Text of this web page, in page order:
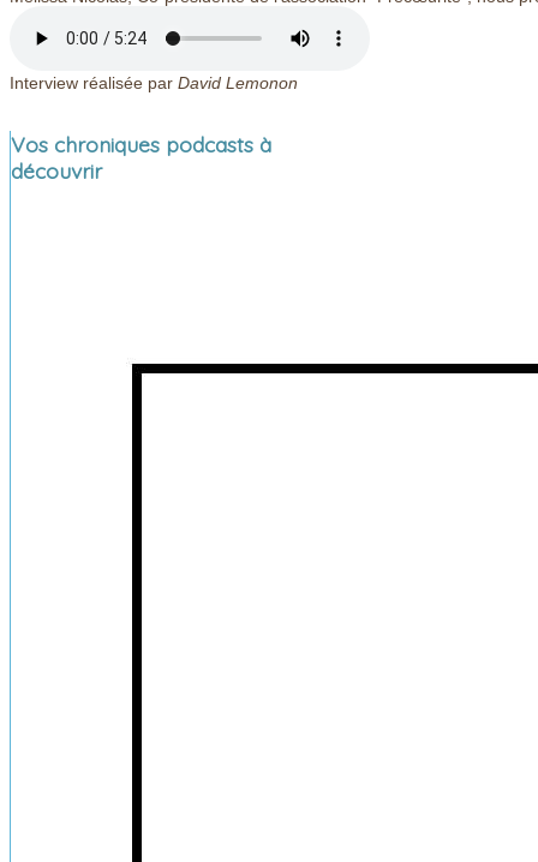
Interview réalisée par David Lemonon
Vos chroniques podcasts à
découvrir